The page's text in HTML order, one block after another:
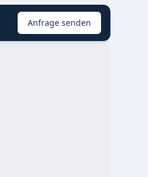
Anfrage senden